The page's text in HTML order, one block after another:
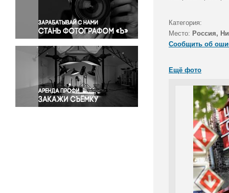
Правосудие
Происшествия и конфликты
Религия
Светская жизнь
Спорт
Экология
Экономика и бизнес
Категория:
Место: Россия,
Сообщить об
Ещё фото